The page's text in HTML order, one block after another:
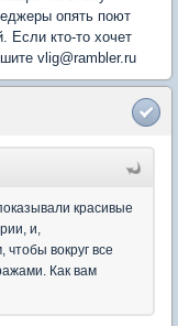
опять поют
Если кто-то хочет
vlig@rambler.ru
красивые
и,
вокруг все
Как вам